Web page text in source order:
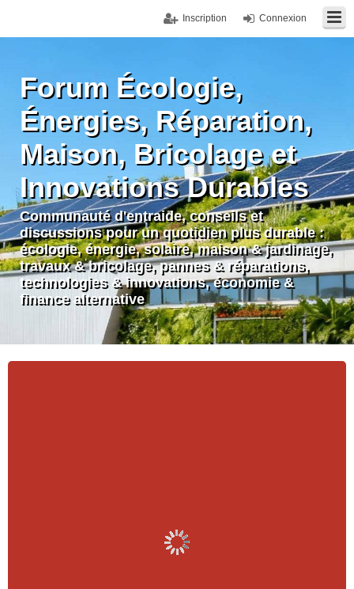
Connexion
Inscription
Forum Écologie,
Énergies, Réparation,
Maison, Bricolage et
Innovations Durables
Communauté d'entraide, conseils et
discussions pour un quotidien plus durable :
écologie, énergie, solaire, maison & jardinage,
travaux & bricolage, pannes & réparations,
technologies & innovations, économie &
finance alternative